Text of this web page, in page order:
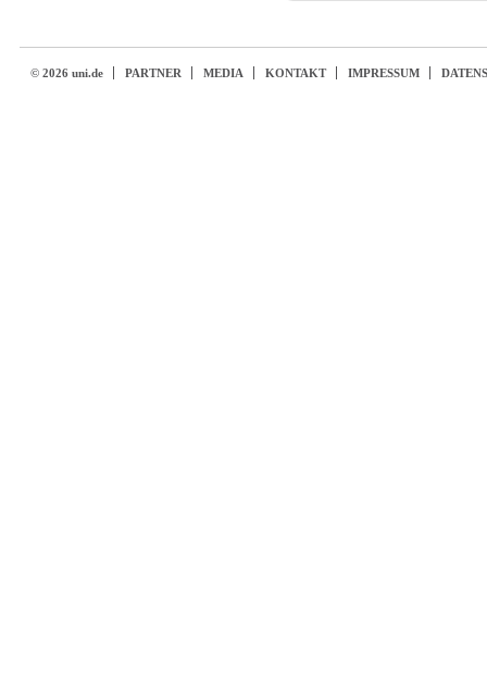
© 2026 uni.de PARTNER MEDIA KONTAKT IMPRESSUM